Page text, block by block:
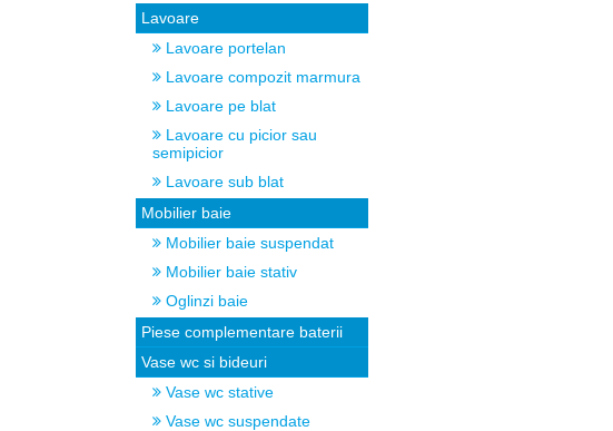
Lavoare
Lavoare portelan
Lavoare compozit marmura
Lavoare pe blat
Lavoare cu picior sau
semipicior
Lavoare sub blat
Mobilier baie
Mobilier baie suspendat
Mobilier baie stativ
Oglinzi baie
Piese complementare baterii
Vase wc si bideuri
Vase wc stative
Vase wc suspendate